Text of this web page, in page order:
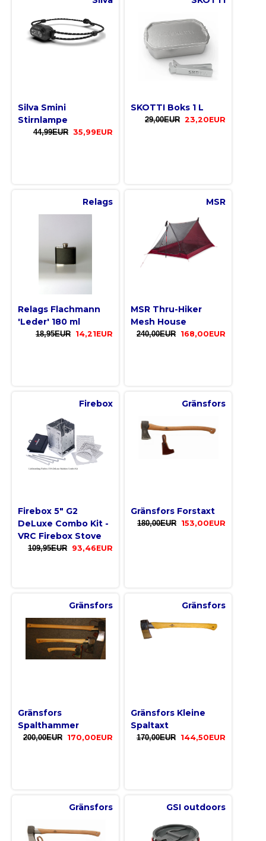
Silva Smini
Stirnlampe
44,99EUR 35,99EUR
SKOTTI Boks 1 L
29,00EUR 23,20EUR
Relags
Relags Flachmann
'Leder' 180 ml
18,95EUR 14,21EUR
MSR
MSR Thru-Hiker
Mesh House
240,00EUR 168,00EUR
Firebox
Firebox 5" G2
DeLuxe Combo Kit -
VRC Firebox Stove
109,95EUR 93,46EUR
Gränsfors
Gränsfors Forstaxt
180,00EUR 153,00EUR
Gränsfors
Gränsfors
Spalthammer
200,00EUR 170,00EUR
Gränsfors
Gränsfors Kleine
Spaltaxt
170,00EUR 144,50EUR
Gränsfors GSI outdoors